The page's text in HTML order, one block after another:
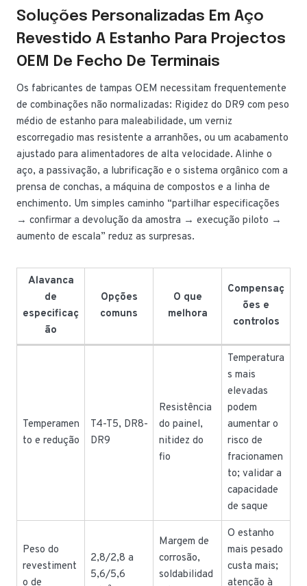
Soluções Personalizadas Em Aço
Revestido A Estanho Para Projectos
OEM De Fecho De Terminais
Os fabricantes de tampas OEM necessitam frequentemente
de combinações não normalizadas: Rigidez do DR9 com peso
médio de estanho para maleabilidade, um verniz
escorregadio mas resistente a arranhões, ou um acabamento
ajustado para alimentadores de alta velocidade. Alinhe o
aço, a passivação, a lubrificação e o sistema orgânico com a
prensa de conchas, a máquina de compostos e a linha de
enchimento. Um simples caminho “partilhar especificações
→ confirmar a devolução da amostra → execução piloto →
aumento de escala” reduz as surpresas.
Alavanca
de
especificaç
ão
Opções
comuns
O que
melhora
Compensaç
ões e
controlos
Temperamen
to e redução
T4-T5, DR8-
DR9
Resistência
do painel,
nitidez do
fio
Temperatura
s mais
elevadas
podem
aumentar o
risco de
fracionamen
to; validar a
capacidade
de saque
Peso do
revestiment
o de
2,8/2,8 a
5,6/5,6
Margem de
corrosão,
soldabilidad
O estanho
mais pesado
custa mais;
atenção à